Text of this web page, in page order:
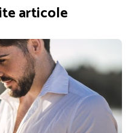
articole